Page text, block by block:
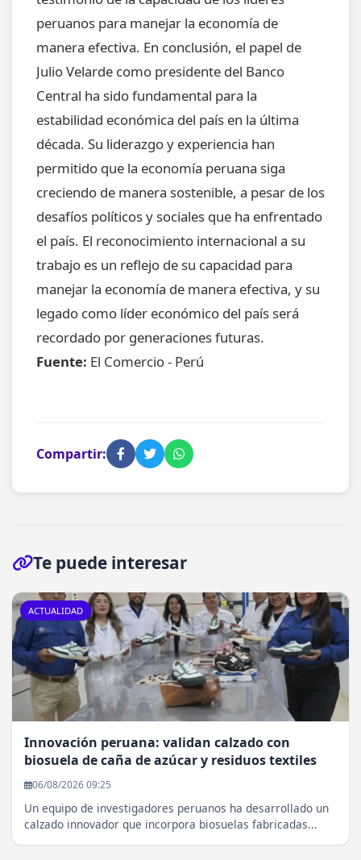
peruanos para manejar la economía de
manera efectiva. En conclusión, el papel de
Julio Velarde como presidente del Banco
Central ha sido fundamental para la
estabilidad económica del país en la última
década. Su liderazgo y experiencia han
permitido que la economía peruana siga
creciendo de manera sostenible, a pesar de los
desafíos políticos y sociales que ha enfrentado
el país. El reconocimiento internacional a su
trabajo es un reflejo de su capacidad para
manejar la economía de manera efectiva, y su
legado como líder económico del país será
recordado por generaciones futuras.
Fuente: El Comercio - Perú
Compartir:
Te puede interesar
ACTUALIDAD
Innovación peruana: validan calzado con
biosuela de caña de azúcar y residuos textiles
06/08/2026 09:25
Un equipo de investigadores peruanos ha desarrollado un
calzado innovador que incorpora biosuelas fabricadas...